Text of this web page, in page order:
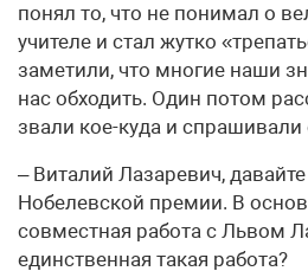
понял то, что не понимал о
учителе и стал жутко
заметили, что многие наши
нас обходить. Один потом
звали кое-куда и спрашивали
– Виталий Лазаревич,
Нобелевской премии. В
совместная работа с Львом
единственная такая работа?